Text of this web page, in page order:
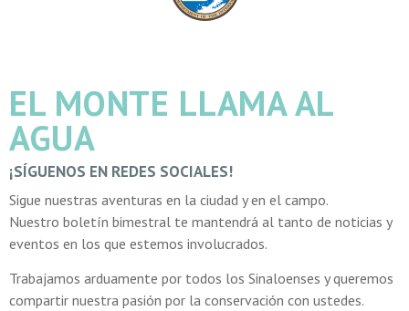
EL MONTE LLAMA AL
AGUA
¡SÍGUENOS EN REDES SOCIALES!
Sigue nuestras aventuras en la ciudad y en el campo.
Nuestro boletín bimestral te mantendrá al tanto de noticias y
eventos en los que estemos involucrados.
Trabajamos arduamente por todos los Sinaloenses y queremos
compartir nuestra pasión por la conservación con ustedes.